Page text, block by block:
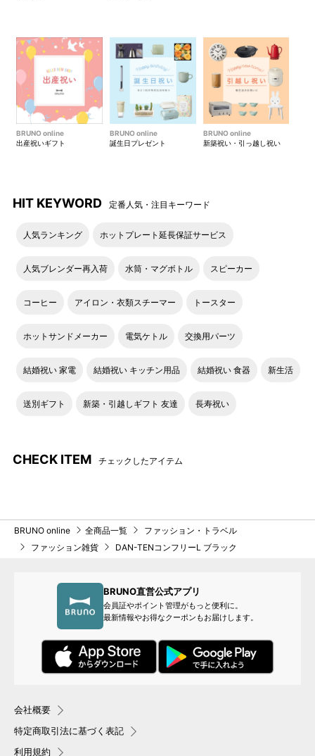
BRUNO online
出産祝いギフト
BRUNO online
誕生日プレゼント
BRUNO online
新築祝い・引っ越し祝い
HIT KEYWORD 定番人気・注目キーワード
人気ランキング ホットプレート延長保証サービス
人気ブレンダー再入荷 水筒・マグボトル スピーカー
コーヒー アイロン・衣類スチーマー トースター
ホットサンドメーカー 電気ケトル 交換用パーツ
結婚祝い 家電 結婚祝い キッチン用品 結婚祝い 食器 新生活
送別ギフト 新築・引越しギフト 友達 長寿祝い
CHECK ITEM チェックしたアイテム
BRUNO online 全商品一覧
ファッション・トラベル
ファッション雑貨
DAN-TENコンフリーL ブラック
BRUNO直営公式アプリ
会員証やポイント管理がもっと便利に。
最新情報やお得なクーポンもお届けします。
会社概要
特定商取引法に基づく表記
利用規約